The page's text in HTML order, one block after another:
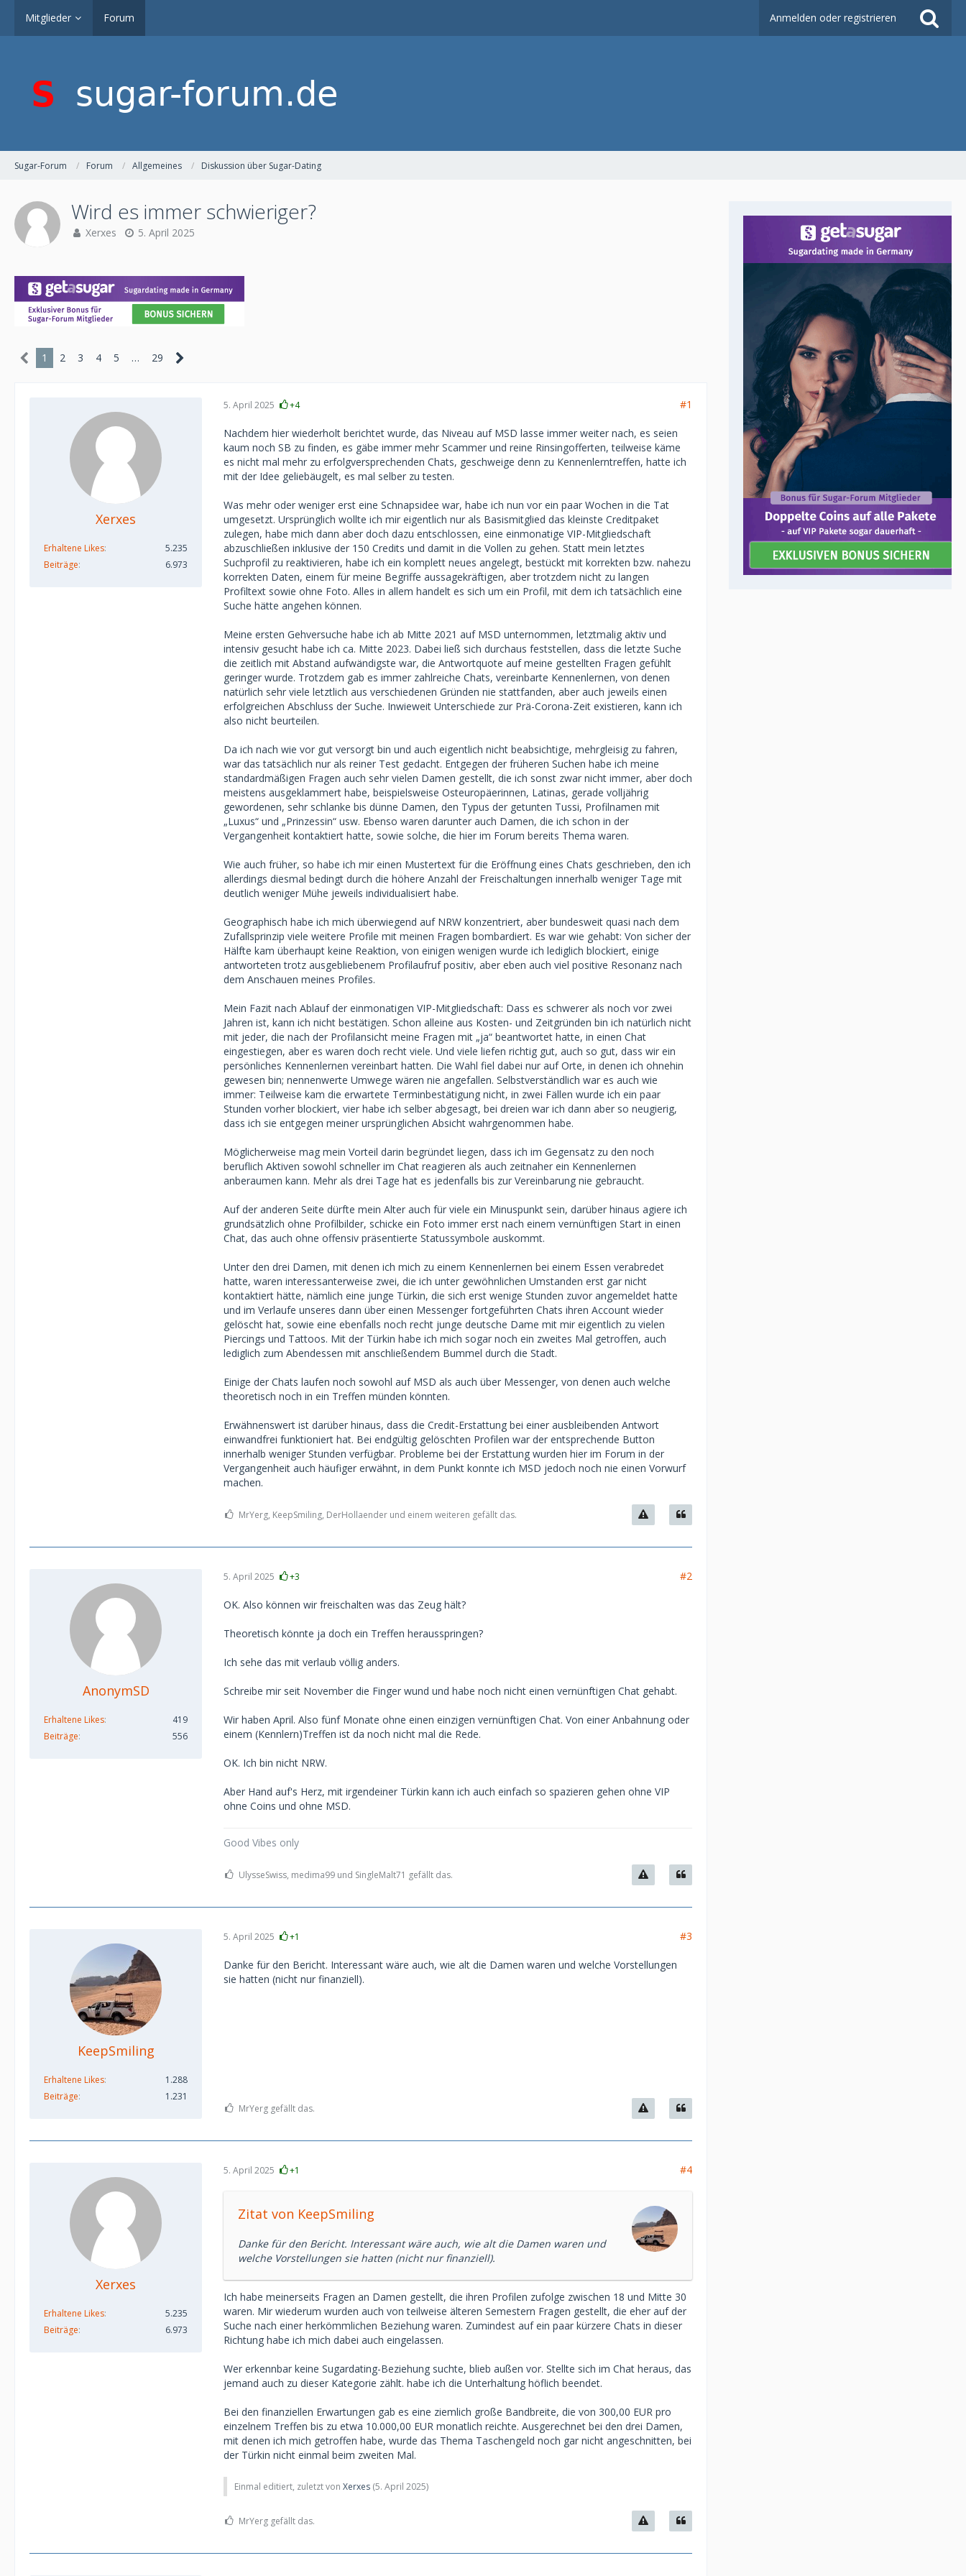
Mitglieder Forum Anmelden oder registrieren
Sugar-Forum Forum Allgemeines Diskussion über Sugar-Dating
Wird es immer schwieriger?
Xerxes 5. April 2025
1 2 3 4 5 … 29
Xerxes
Erhaltene Likes
5.235
Beiträge
6.973
5. April 2025 +4 #1
Nachdem hier wiederholt berichtet wurde, das Niveau auf MSD lasse immer weiter nach, es seien
kaum noch SB zu finden, es gäbe immer mehr Scammer und reine Rinsingofferten, teilweise käme
es nicht mal mehr zu erfolgversprechenden Chats, geschweige denn zu Kennenlerntreffen, hatte ich
mit der Idee geliebäugelt, es mal selber zu testen.
Was mehr oder weniger erst eine Schnapsidee war, habe ich nun vor ein paar Wochen in die Tat
umgesetzt. Ursprünglich wollte ich mir eigentlich nur als Basismitglied das kleinste Creditpaket
zulegen, habe mich dann aber doch dazu entschlossen, eine einmonatige VIP-Mitgliedschaft
abzuschließen inklusive der 150 Credits und damit in die Vollen zu gehen. Statt mein letztes
Suchprofil zu reaktivieren, habe ich ein komplett neues angelegt, bestückt mit korrekten bzw. nahezu
korrekten Daten, einem für meine Begriffe aussagekräftigen, aber trotzdem nicht zu langen
Profiltext sowie ohne Foto. Alles in allem handelt es sich um ein Profil, mit dem ich tatsächlich eine
Suche hätte angehen können.
Meine ersten Gehversuche habe ich ab Mitte 2021 auf MSD unternommen, letztmalig aktiv und
intensiv gesucht habe ich ca. Mitte 2023. Dabei ließ sich durchaus feststellen, dass die letzte Suche
die zeitlich mit Abstand aufwändigste war, die Antwortquote auf meine gestellten Fragen gefühlt
geringer wurde. Trotzdem gab es immer zahlreiche Chats, vereinbarte Kennenlernen, von denen
natürlich sehr viele letztlich aus verschiedenen Gründen nie stattfanden, aber auch jeweils einen
erfolgreichen Abschluss der Suche. Inwieweit Unterschiede zur Prä-Corona-Zeit existieren, kann ich
also nicht beurteilen.
Da ich nach wie vor gut versorgt bin und auch eigentlich nicht beabsichtige, mehrgleisig zu fahren,
war das tatsächlich nur als reiner Test gedacht. Entgegen der früheren Suchen habe ich meine
standardmäßigen Fragen auch sehr vielen Damen gestellt, die ich sonst zwar nicht immer, aber doch
meistens ausgeklammert habe, beispielsweise Osteuropäerinnen, Latinas, gerade volljährig
gewordenen, sehr schlanke bis dünne Damen, den Typus der getunten Tussi, Profilnamen mit
„Luxus“ und „Prinzessin“ usw. Ebenso waren darunter auch Damen, die ich schon in der
Vergangenheit kontaktiert hatte, sowie solche, die hier im Forum bereits Thema waren.
Wie auch früher, so habe ich mir einen Mustertext für die Eröffnung eines Chats geschrieben, den ich
allerdings diesmal bedingt durch die höhere Anzahl der Freischaltungen innerhalb weniger Tage mit
deutlich weniger Mühe jeweils individualisiert habe.
Geographisch habe ich mich überwiegend auf NRW konzentriert, aber bundesweit quasi nach dem
Zufallsprinzip viele weitere Profile mit meinen Fragen bombardiert. Es war wie gehabt: Von sicher der
Hälfte kam überhaupt keine Reaktion, von einigen wenigen wurde ich lediglich blockiert, einige
antworteten trotz ausgebliebenem Profilaufruf positiv, aber eben auch viel positive Resonanz nach
dem Anschauen meines Profiles.
Mein Fazit nach Ablauf der einmonatigen VIP-Mitgliedschaft: Dass es schwerer als noch vor zwei
Jahren ist, kann ich nicht bestätigen. Schon alleine aus Kosten- und Zeitgründen bin ich natürlich nicht
mit jeder, die nach der Profilansicht meine Fragen mit „ja“ beantwortet hatte, in einen Chat
eingestiegen, aber es waren doch recht viele. Und viele liefen richtig gut, auch so gut, dass wir ein
persönliches Kennenlernen vereinbart hatten. Die Wahl fiel dabei nur auf Orte, in denen ich ohnehin
gewesen bin; nennenwerte Umwege wären nie angefallen. Selbstverständlich war es auch wie
immer: Teilweise kam die erwartete Terminbestätigung nicht, in zwei Fällen wurde ich ein paar
Stunden vorher blockiert, vier habe ich selber abgesagt, bei dreien war ich dann aber so neugierig,
dass ich sie entgegen meiner ursprünglichen Absicht wahrgenommen habe.
Möglicherweise mag mein Vorteil darin begründet liegen, dass ich im Gegensatz zu den noch
beruflich Aktiven sowohl schneller im Chat reagieren als auch zeitnaher ein Kennenlernen
anberaumen kann. Mehr als drei Tage hat es jedenfalls bis zur Vereinbarung nie gebraucht.
Auf der anderen Seite dürfte mein Alter auch für viele ein Minuspunkt sein, darüber hinaus agiere ich
grundsätzlich ohne Profilbilder, schicke ein Foto immer erst nach einem vernünftigen Start in einen
Chat, das auch ohne offensiv präsentierte Statussymbole auskommt.
Unter den drei Damen, mit denen ich mich zu einem Kennenlernen bei einem Essen verabredet
hatte, waren interessanterweise zwei, die ich unter gewöhnlichen Umstanden erst gar nicht
kontaktiert hätte, nämlich eine junge Türkin, die sich erst wenige Stunden zuvor angemeldet hatte
und im Verlaufe unseres dann über einen Messenger fortgeführten Chats ihren Account wieder
gelöscht hat, sowie eine ebenfalls noch recht junge deutsche Dame mit mir eigentlich zu vielen
Piercings und Tattoos. Mit der Türkin habe ich mich sogar noch ein zweites Mal getroffen, auch
lediglich zum Abendessen mit anschließendem Bummel durch die Stadt.
Einige der Chats laufen noch sowohl auf MSD als auch über Messenger, von denen auch welche
theoretisch noch in ein Treffen münden könnten.
Erwähnenswert ist darüber hinaus, dass die Credit-Erstattung bei einer ausbleibenden Antwort
einwandfrei funktioniert hat. Bei endgültig gelöschten Profilen war der entsprechende Button
innerhalb weniger Stunden verfügbar. Probleme bei der Erstattung wurden hier im Forum in der
Vergangenheit auch häufiger erwähnt, in dem Punkt konnte ich MSD jedoch noch nie einen Vorwurf
machen.
MrYerg, KeepSmiling, DerHollaender und einem weiteren gefällt das.
AnonymSD
Erhaltene Likes
419
Beiträge
556
5. April 2025 +3 #2
OK. Also können wir freischalten was das Zeug hält?
Theoretisch könnte ja doch ein Treffen herausspringen?
Ich sehe das mit verlaub völlig anders.
Schreibe mir seit November die Finger wund und habe noch nicht einen vernünftigen Chat gehabt.
Wir haben April. Also fünf Monate ohne einen einzigen vernünftigen Chat. Von einer Anbahnung oder
einem (Kennlern)Treffen ist da noch nicht mal die Rede.
OK. Ich bin nicht NRW.
Aber Hand auf's Herz, mit irgendeiner Türkin kann ich auch einfach so spazieren gehen ohne VIP
ohne Coins und ohne MSD.
Good Vibes only
UlysseSwiss, medima99 und SingleMalt71 gefällt das.
KeepSmiling
Erhaltene Likes
1.288
Beiträge
1.231
5. April 2025 +1 #3
Danke für den Bericht. Interessant wäre auch, wie alt die Damen waren und welche Vorstellungen
sie hatten (nicht nur finanziell).
MrYerg gefällt das.
Xerxes
Erhaltene Likes
5.235
Beiträge
6.973
5. April 2025 +1 #4
Zitat von KeepSmiling
Danke für den Bericht. Interessant wäre auch, wie alt die Damen waren und
welche Vorstellungen sie hatten (nicht nur finanziell).
Ich habe meinerseits Fragen an Damen gestellt, die ihren Profilen zufolge zwischen 18 und Mitte 30
waren. Mir wiederum wurden auch von teilweise älteren Semestern Fragen gestellt, die eher auf der
Suche nach einer herkömmlichen Beziehung waren. Zumindest auf ein paar kürzere Chats in dieser
Richtung habe ich mich dabei auch eingelassen.
Wer erkennbar keine Sugardating-Beziehung suchte, blieb außen vor. Stellte sich im Chat heraus, das
jemand auch zu dieser Kategorie zählt. habe ich die Unterhaltung höflich beendet.
Bei den finanziellen Erwartungen gab es eine ziemlich große Bandbreite, die von 300,00 EUR pro
einzelnem Treffen bis zu etwa 10.000,00 EUR monatlich reichte. Ausgerechnet bei den drei Damen,
mit denen ich mich getroffen habe, wurde das Thema Taschengeld noch gar nicht angeschnitten, bei
der Türkin nicht einmal beim zweiten Mal.
Einmal editiert, zuletzt von Xerxes (5. April 2025)
MrYerg gefällt das.